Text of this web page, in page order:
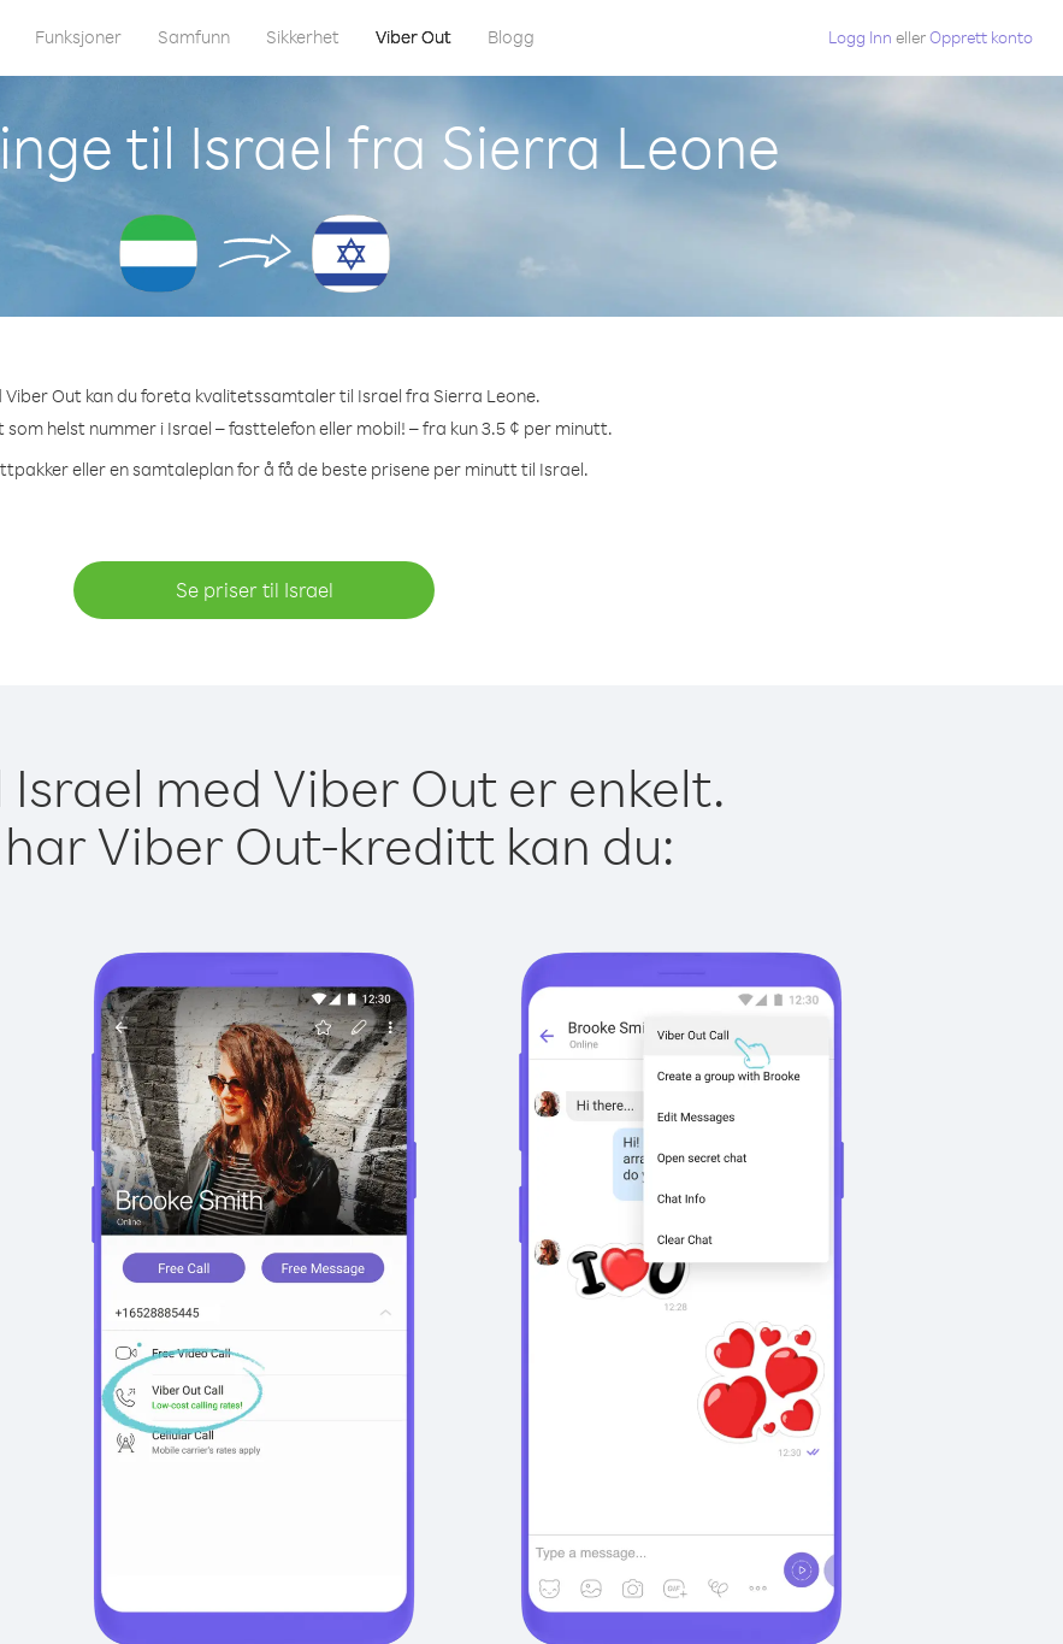
Funksjoner Samfunn Sikkerhet Viber Out Blogg Logg Inn ellerOpprett konto
til Israel fra Sierra Leone
Viber Out kan du foreta kvalitetssamtaler til Israel fra Sierra Leone.
som helst nummer i Israel – fasttelefon eller mobil! – fra kun 3.5 ¢ per minutt.
eller en samtaleplan for å få de beste prisene per minutt til Israel.
Se priser til Israel
med Viber Out er enkelt.
Viber Out-kreditt kan du: